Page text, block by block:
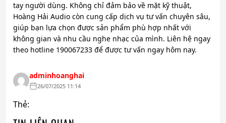
tay người dùng. Không chỉ đảm bảo về mặt kỹ thuật,
Hoàng Hải Audio còn cung cấp dịch vụ tư vấn chuyên sâu,
giúp bạn lựa chọn được sản phẩm phù hợp nhất với
không gian và nhu cầu nghe nhạc của mình. Liên hệ ngay
theo hotline 190067233 để được tư vấn ngay hôm nay.
adminhoanghai
26/07/2025 11:14
Thẻ: